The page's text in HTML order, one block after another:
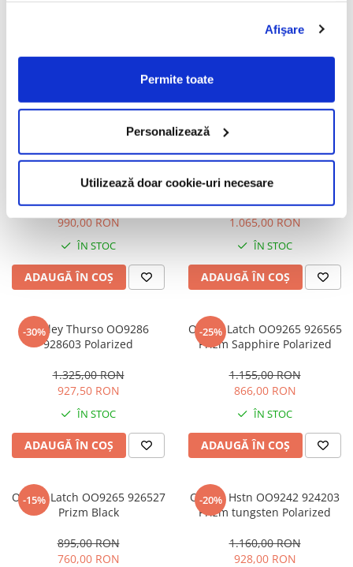
Afişare
Permite toate
Personalizează
Utilizează doar cookie-uri necesare
1.155,00 RON
OO9503 950301 Prizm Ruby
895,00 RON
ADAUGĂ ÎN COȘ
Oakley ClifdenOO9440 944009
Prizm Polarized
990,00 RON
ÎN STOC
ADAUGĂ ÎN COȘ
Oakley OO9439 943904
Pitchman R Prizsm Sapphire
1.065,00 RON
ÎN STOC
ADAUGĂ ÎN COȘ
-30%
Oakley Thurso OO9286
928603 Polarized
1.325,00 RON
927,50 RON
ÎN STOC
ADAUGĂ ÎN COȘ
-25%
Oakley Latch OO9265 926565
Prizm Sapphire Polarized
1.155,00 RON
866,00 RON
ÎN STOC
ADAUGĂ ÎN COȘ
-15%
Oakley Latch OO9265 926527
Prizm Black
895,00 RON
760,00 RON
-20%
Oakley Hstn OO9242 924203
Prizm tungsten Polarized
1.160,00 RON
928,00 RON